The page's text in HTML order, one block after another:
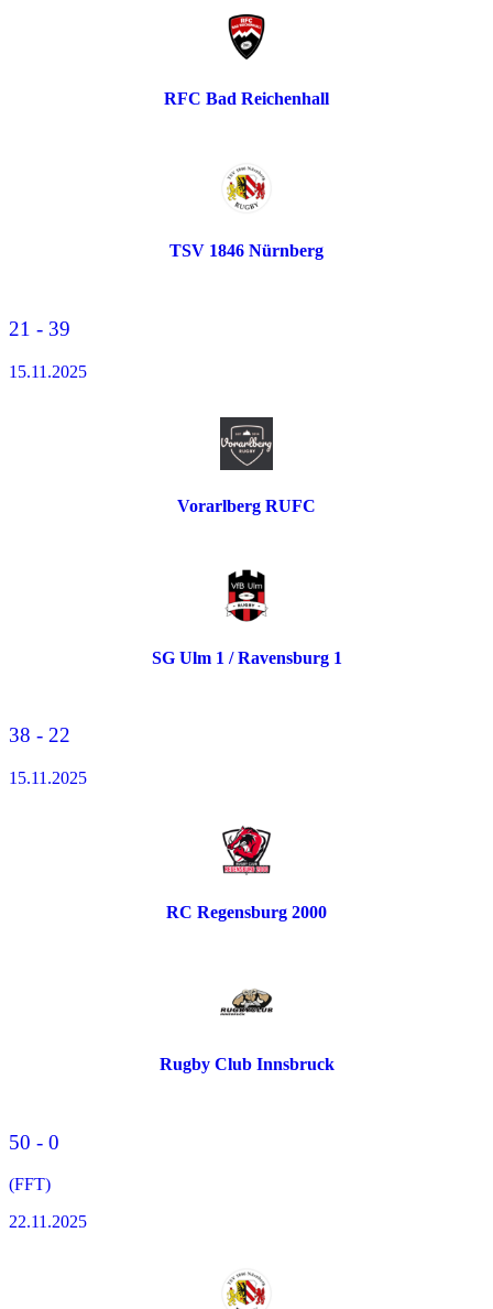
RFC Bad Reichenhall
TSV 1846 Nürnberg
21 - 39
15.11.2025
Vorarlberg RUFC
SG Ulm 1 / Ravensburg 1
38 - 22
15.11.2025
RC Regensburg 2000
Rugby Club Innsbruck
50 - 0
(FFT)
22.11.2025